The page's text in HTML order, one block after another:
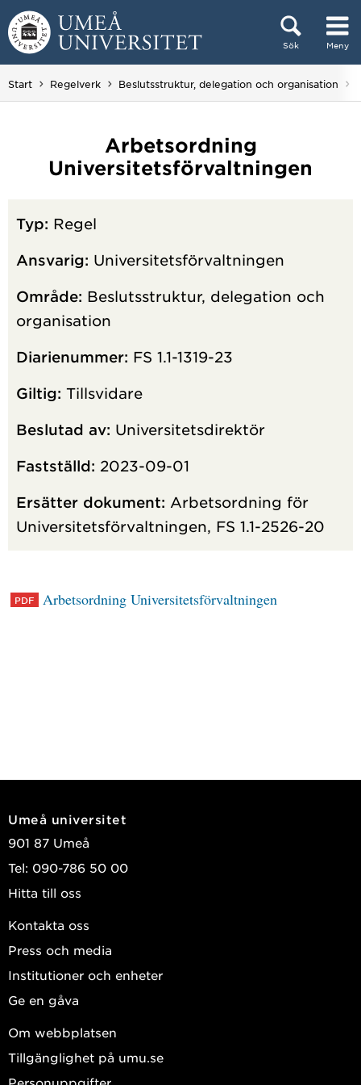
Hoppa direkt till innehållet
Sök Meny
Huvudmenyn dold.
Start Regelverk Beslutsstruktur, delegation och organisation
Arbetsordning
Universitetsförvaltningen
Typ: Regel
Ansvarig: Universitetsförvaltningen
Område: Beslutsstruktur, delegation och
organisation
Diarienummer: FS 1.1-1319-23
Giltig: Tillsvidare
Beslutad av: Universitetsdirektör
Fastställd: 2023-09-01
Ersätter dokument: Arbetsordning för
Universitetsförvaltningen, FS 1.1-2526-20
Arbetsordning Universitetsförvaltningen
Umeå universitet
901 87 Umeå
Tel: 090-786 50 00
Hitta till oss
Kontakta oss
Press och media
Institutioner och enheter
Ge en gåva
Om webbplatsen
Tillgänglighet på umu.se